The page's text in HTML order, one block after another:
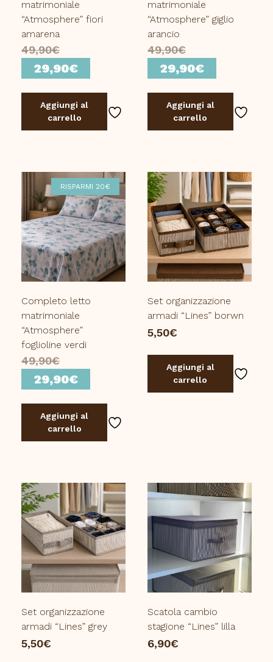
matrimoniale
“Atmosphere” fiori
amarena
49,90€Il
prezzo
originale
49,90€.
29,90€
prezzo
29,90€.
Aggiungi al
carrello
matrimoniale
“Atmosphere” giglio
arancio
49,90€Il
prezzo
originale
49,90€.
29,90€
prezzo
29,90€.
Aggiungi al
carrello
RISPARMI 20€
Completo letto
matrimoniale
“Atmosphere”
foglioline verdi
49,90€Il
prezzo
originale
49,90€.
29,90€
prezzo
29,90€.
Aggiungi al
carrello
Set organizzazione
armadi “Lines” borwn
5,50€
Aggiungi al
carrello
Set organizzazione
armadi “Lines” grey
5,50€
Scatola cambio
stagione “Lines” lilla
6,90€